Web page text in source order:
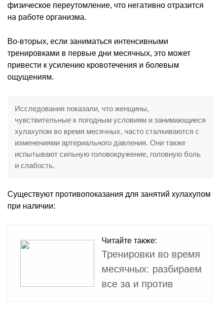
физическое переутомление, что негативно отразится
на работе организма.
Во-вторых, если заниматься интенсивными
тренировками в первые дни месячных, это может
привести к усилению кровотечения и болевым
ощущениям.
Исследования показали, что женщины,
чувствительные к погодным условиям и занимающиеся
хулахупом во время месячных, часто сталкиваются с
изменениями артериального давления. Они также
испытывают сильную головокружение, головную боль
и слабость.
Существуют противопоказания для занятий хулахупом
при наличии:
Читайте также:
Тренировки во время
месячных: разбираем
все за и против